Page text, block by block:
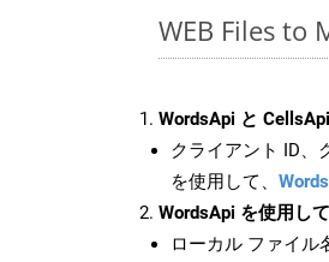
WEB Files to
WordsApi と
クライアント ID、
を使用して、
WordsApi を使用し
ローカル ファイル